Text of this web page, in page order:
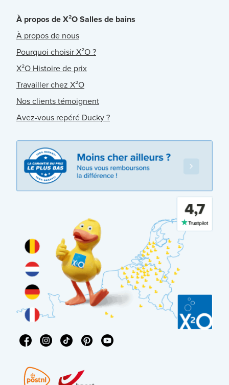
À propos de X²O Salles de bains
À propos de nous
Pourquoi choisir X²O ?
X²O Histoire de prix
Travailler chez X²O
Nos clients témoignent
Avez-vous repéré Ducky ?